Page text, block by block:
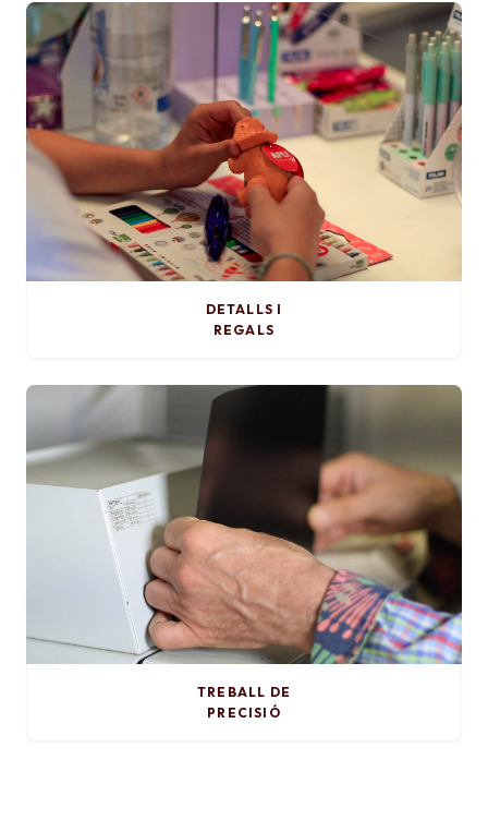
DETALLS I
REGALS
TREBALL DE
PRECISIÓ